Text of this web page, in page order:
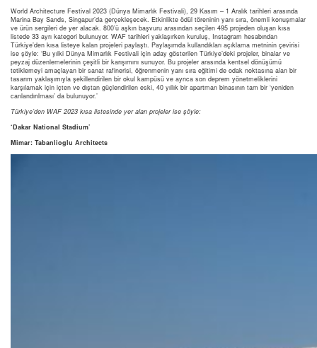
World Architecture Festival 2023 (Dünya Mimarlık Festivali), 29 Kasım – 1 Aralık tarihleri arasında
Marina Bay Sands, Singapur’da gerçekleşecek. Etkinlikte ödül töreninin yanı sıra, önemli konuşmalar
ve ürün sergileri de yer alacak. 800’ü aşkın başvuru arasından seçilen 495 projeden oluşan kısa
listede 33 ayrı kategori bulunuyor. WAF tarihleri yaklaşırken kuruluş, Instagram hesabından
Türkiye’den kısa listeye kalan projeleri paylaştı. Paylaşımda kullandıkları açıklama metninin çevirisi
ise şöyle: ‘Bu yılki Dünya Mimarlık Festivali için aday gösterilen Türkiye’deki projeler, binalar ve
peyzaj düzenlemelerinin çeşitli bir karışımını sunuyor. Bu projeler arasında kentsel dönüşümü
tetiklemeyi amaçlayan bir sanat rafinerisi, öğrenmenin yanı sıra eğitimi de odak noktasına alan bir
tasarım yaklaşımıyla şekillendirilen bir okul kampüsü ve ayrıca son deprem yönetmeliklerini
karşılamak için içten ve dıştan güçlendirilen eski, 40 yıllık bir apartman binasının tam bir ‘yeniden
canlandırılması’ da bulunuyor.’
Türkiye’den WAF 2023 kısa listesinde yer alan projeler ise şöyle:
‘Dakar National Stadium’
Mimar: Tabanlioglu Architects